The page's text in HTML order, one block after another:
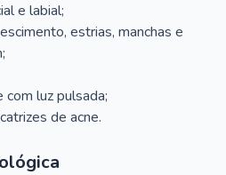
e labial;
estrias, manchas e
com luz pulsada;
de acne.